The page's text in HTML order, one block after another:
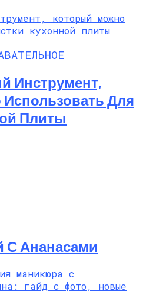
Инструмент,
Для
Плиты
С Ананасами